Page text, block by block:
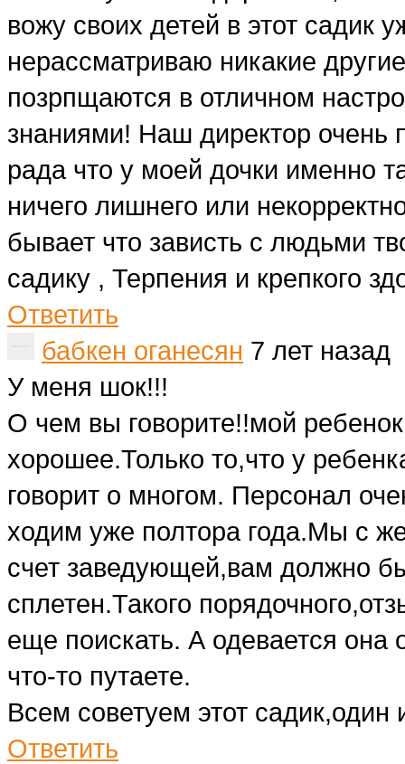
вожу своих детей в этот садик
нерассматриваю никакие
позрпщаются в отличном
знаниями! Наш директор очень
рада что у моей дочки именно
ничего лишнего или
бывает что зависть с людьми
садику , Терпения и крепкого
Ответить
бабкен оганесян 7 лет назад
У меня шок!!!
О чем вы говорите!!мой
хорошее.Только то,что у
говорит о многом. Персонал
ходим уже полтора года.Мы с
счет заведующей,вам должно
сплетен.Такого
еще поискать. А одевается она
что-то путаете.
Всем советуем этот садик,один
Ответить